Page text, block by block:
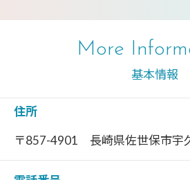
More
基本情報
住所
〒857-4901 長崎県佐世保市宇